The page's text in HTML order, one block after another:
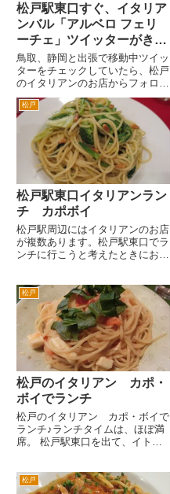
松戸駅東口すぐ、イタリア
ンバル「アルベロ フェリ
ーチェ」ツイッターがきっ
かけで行ってみた
鳥取、静岡と出張で移動中ツイッ
ターをチェックしていたら、松戸
のイタリアンのお店からフォロー
いただいたことに気づきました。
松戸駅東口のお店。東口といえば
僕の守備範囲。しかもイタリアン
は好きなので普段から気を付けて
いるはずなんだが・・・と住所...
松戸
松戸駅東口イタリアンラン
チ カポボイ
松戸駅周辺にはイタリアンのお店
が複数あります。松戸駅東口でラ
ンチに行こうと考えたときにおも
リアンデッキ（ダブルデッキ）を
まっすぐイトーヨーカドー方面
へ。 イトーヨーカドー前を階
松戸
松戸のイタリアン カポ・
ボイでランチ
松戸のイタリアン カポ・ボイで
ランチ♪ランチタイムは、ほぼ満
席。 松戸駅東口を出て、イトー
トランです。 ランチメニュー
松戸